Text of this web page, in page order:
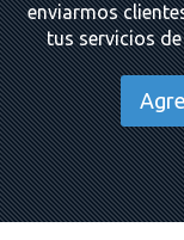
enviarmos
tus servicios